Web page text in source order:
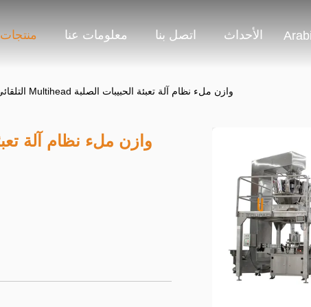
منتجات معلومات عنا اتصل بنا الأحداث
OEM التلقائي Multihead وازن ملء نظام آلة تعبئة الحبيبات الصلبة